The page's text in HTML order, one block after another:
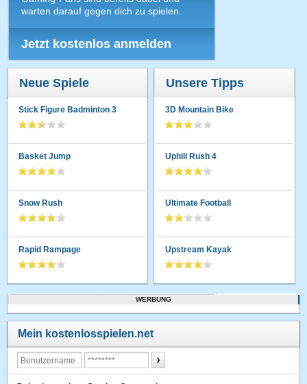
warten darauf gegen dich zu spielen.
Jetzt kostenlos anmelden
Neue Spiele
Stick Figure Badminton 3
Basket Jump
Snow Rush
Rapid Rampage
Unsere Tipps
3D Mountain Bike
Uphill Rush 4
Ultimate Football
Upstream Kayak
WERBUNG
Mein kostenlosspielen.net